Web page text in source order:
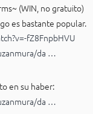
(WIN, no gratuito)
es bastante popular.
fZ8FnpbHVU
da …
en su haber:
da …